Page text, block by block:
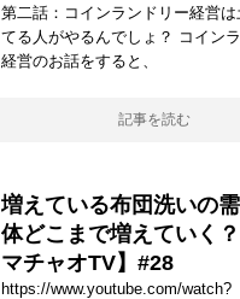
第二話：コインランドリー経営は
てる人がやるんでしょ？ コイン
経営のお話をすると、
記事を読む
増えている布団洗いの
体どこまで増えていく
マチャオTV】#28
https://www.youtube.com/watch?